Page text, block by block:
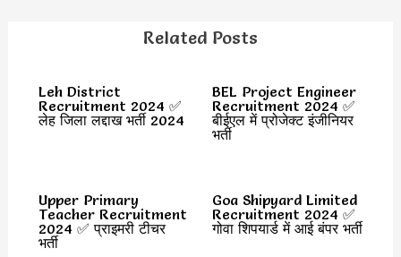
Related Posts
Leh District
Recruitment 2024 ✅
लेह जिला लद्दाख भर्ती 2024
BEL Project Engineer
Recruitment 2024 ✅
बीईएल में प्रोजेक्ट इंजीनियर
भर्ती
Upper Primary
Teacher Recruitment
2024 ✅ प्राइमरी टीचर
भर्ती
Goa Shipyard Limited
Recruitment 2024 ✅
गोवा शिपयार्ड में आई बंपर भर्ती